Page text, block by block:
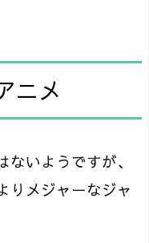
ニメ
いようですが、
りメジャーなジャ